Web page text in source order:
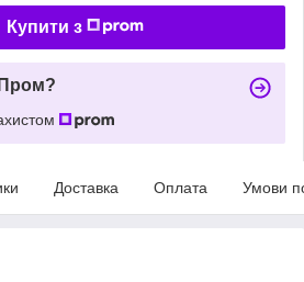
Купити з
Доставка Оплата Умови